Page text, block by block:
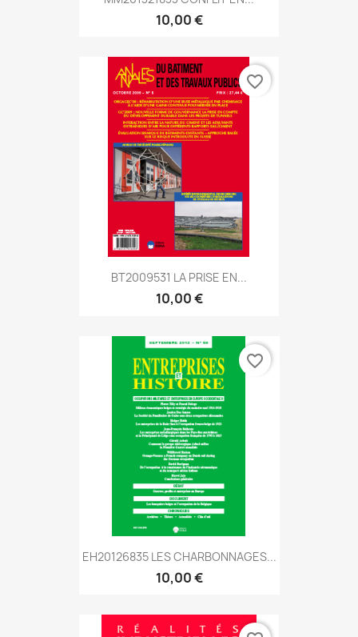
10,00 €
BT2009531 LA PRISE EN...
10,00 €
favorite_border
EH20126835 LES CHARBONNAGES...
10,00 €
favorite_border